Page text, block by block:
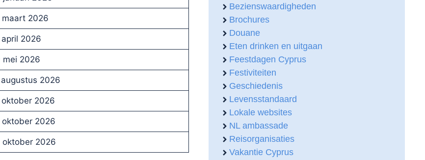
maart 2026
april 2026
mei 2026
augustus 2026
oktober 2026
oktober 2026
oktober 2026
Bezienswaardigheden
Brochures
Douane
Eten drinken en uitgaan
Feestdagen Cyprus
Festiviteiten
Geschiedenis
Levensstandaard
Lokale websites
NL ambassade
Reisorganisaties
Vakantie Cyprus